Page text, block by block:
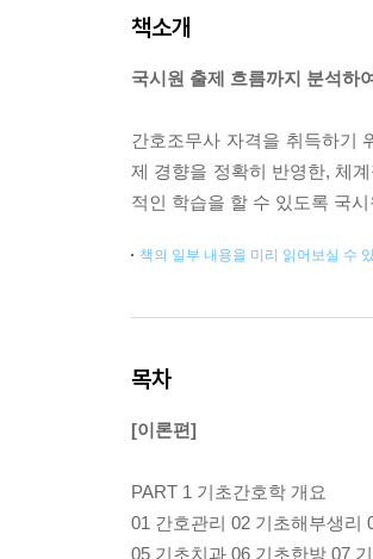
책소개
국시원 출제 흐름까지 분석하
간호조무사 자격을 취득하기
제 경향을 정확히 반영한, 체
적인 학습을 할 수 있도록 국
책의 일부 내용을 미리 읽어보실 수
목차
[이론편]
PART 1 기초간호학 개요
01 간호관리 02 기초해부생리
05 기초치과 06 기초한방 07